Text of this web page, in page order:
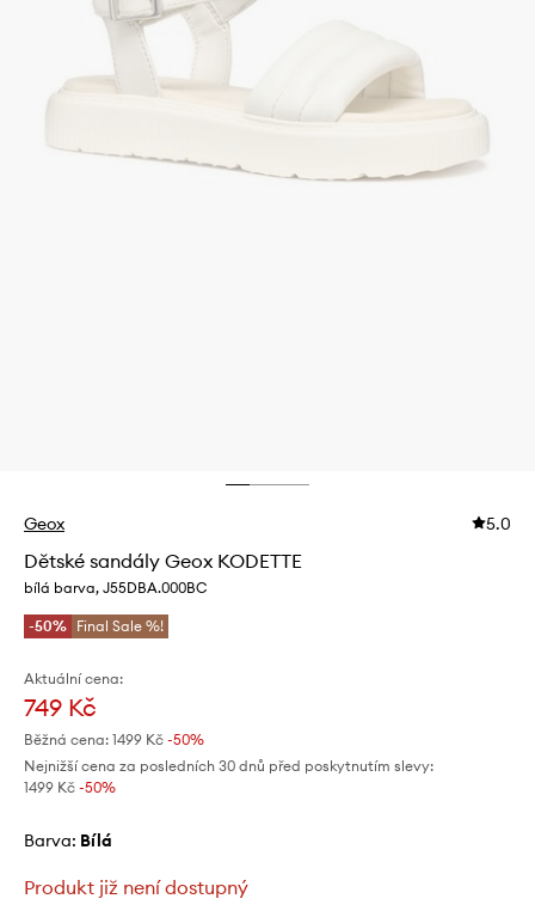
Geox 5.0
Dětské sandály Geox KODETTE
bílá barva, J55DBA.000BC
-50% Final Sale %!
Aktuální cena:
749 Kč
Běžná cena: 1499 Kč -50%
Nejnižší cena za posledních 30 dnů před poskytnutím slevy:
1499 Kč -50%
Barva: bílá
Produkt již není dostupný